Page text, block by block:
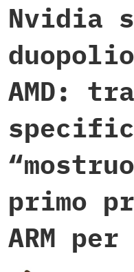
Nvidia
AMD:
primo
ARM per